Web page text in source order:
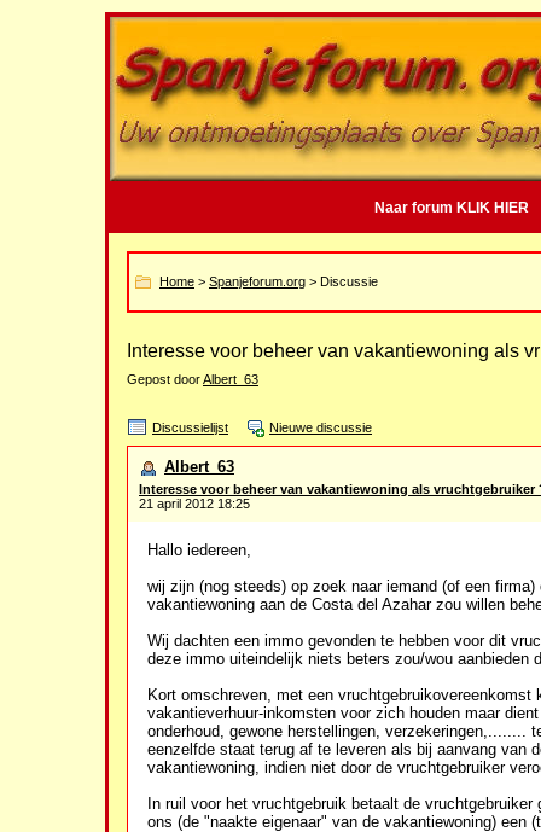
Naar forum KLIK HIER
Home > Spanjeforum.org > Discussie
Interesse voor beheer van vakantiewoning als
Gepost doorAlbert_63
Discussielijst Nieuwe discussie
Albert_63
Interesse voor beheer van vakantiewoning als vruchtgebruiker
21 april 2012 18:25
Hallo iedereen,
wij zijn (nog steeds) op zoek naar iemand (of een
vakantiewoning aan de Costa del Azahar zou willen
Wij dachten een immo gevonden te hebben voor dit
deze immo uiteindelijk niets beters zou/wou aanbieden
Kort omschreven, met een
vakantieverhuur-inkomsten voor zich houden maar
onderhoud, gewone herstellingen, verzekeringen,........
eenzelfde staat terug af te leveren als bij aanvang van
vakantiewoning, indien niet door de vruchtgebruiker
In ruil voor het vruchtgebruik betaalt de
ons (de "naakte eigenaar" van de vakantiewoning) een